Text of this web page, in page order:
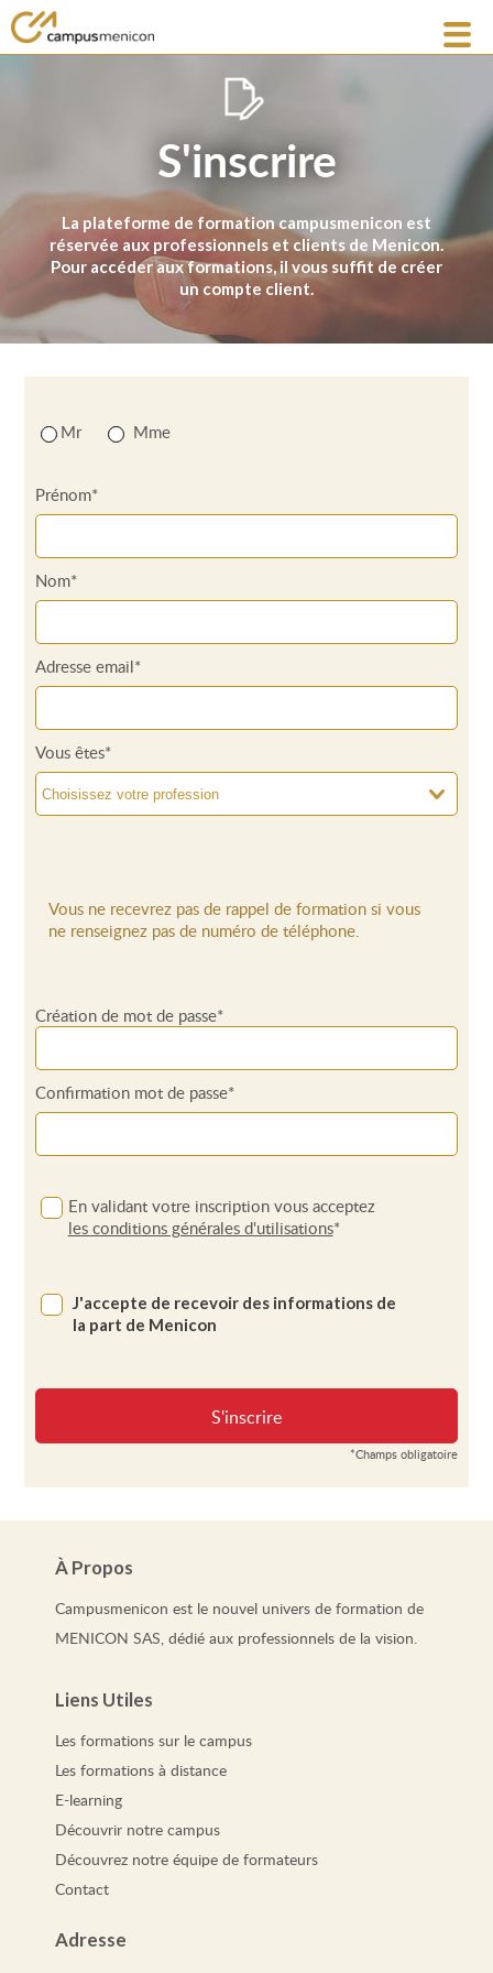
S'inscrire
La plateforme de formation campusmenicon est
réservée aux professionnels et clients de Menicon.
Pour accéder aux formations, il vous suffit de créer
un compte client.
Mr Mme
Prénom*
Nom*
Adresse email*
Vous êtes*
Vous ne recevrez pas de rappel de formation si vous
ne renseignez pas de numéro de téléphone.
Création de mot de passe*
Confirmation mot de passe*
En validant votre inscription vous acceptez
les conditions générales d'utilisations*
J'accepte de recevoir des informations de
la part de Menicon
*Champs obligatoire
À Propos
Campusmenicon est le nouvel univers de formation de
MENICON SAS, dédié aux professionnels de la vision.
Liens Utiles
Les formations sur le campus
Les formations à distance
E-learning
Découvrir notre campus
Découvrez notre équipe de formateurs
Contact
Adresse